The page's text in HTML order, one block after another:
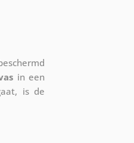
in een
is de